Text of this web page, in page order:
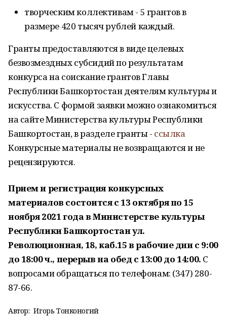
творческим коллективам - 5 грантов в
размере 420 тысяч рублей каждый.
Гранты предоставляются в виде целевых
безвозмездных субсидий по результатам
конкурса на соискание грантов Главы
Республики Башкортостан деятелям культуры и
искусства. С формой заявки можно ознакомиться
на сайте Министерства культуры Республики
Башкортостан, в разделе гранты - ссылка
Конкурсные материалы не возвращаются и не
рецензируются.
Прием и регистрация конкурсных
материалов состоится с 13 октября по 15
ноября 2021 года в Министерстве культуры
Республики Башкортостан ул.
Революционная, 18, каб.15 в рабочие дни с 9:00
до 18:00 ч., перерыв на обед с 13:00 до 14:00. С
вопросами обращаться по телефонам: (347) 280-
87-66.
Автор: Игорь Тонконогий